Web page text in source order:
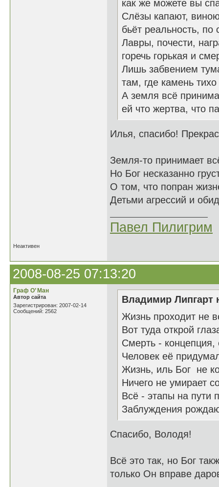
как же можете вы
Слёзы капают,
бьёт реальность, по
Лавры, почести,
горечь горькая и
Лишь забвением
там, где камень
А земля всё
ей что жертва, что
Илья, спасибо!
Земля-то принимает
Но Бог несказанно
О том, что попран
Детьми агрессий и
Павел Пилигрим
Неактивен
2008-08-25 07:13:20
Граф О’ Ман
Автор сайта
Зарегистрирован: 2007-02-14
Сообщений: 2562
Владимир Липгарт
Жизнь проходит не
Вот туда открой
Смерть - концепция,
Человек её
Жизнь, иль Бог не
Ничего не умирает
Всё - этапы на пути
Заблуждения
Спасибо, Володя!
Всё это так, но Бог
только Он вправе